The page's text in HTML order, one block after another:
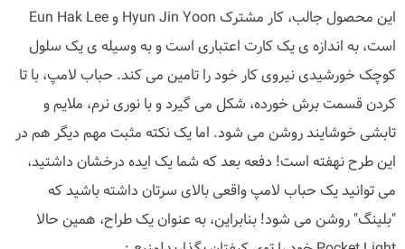
این محصول جالب، کار مشترک Hyun Jin Yoon و Eun Hak Lee
است، به اندازه ی یک کارت اعتباری است و به وسیله ی یک سلول
کوچک خورشیدی نیروی کار خود را تامین می کند. حباب لامپ، با تا
کردن قسمت برش خورده، شکل می گیرد و با نوری نرم، ملایم و
تابشی خوشایند روشن می شود. اما یک نکته مثبت مهم دیگر هم در
این طرح نهفته است! دفعه بعد که شما یک ایده درخشان داشتید،
می توانید یک حباب لامپ واقعی بالای سرتان داشته باشید که
"بلینگ" روشن می شود! بنابراین، به عنوان یک طراح، همین حالا